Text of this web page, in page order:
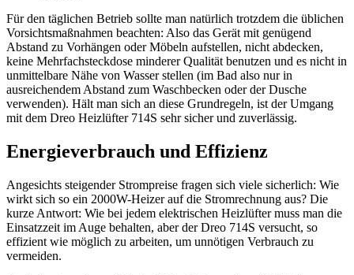
Für den täglichen Betrieb sollte man natürlich trotzdem die üblichen
Vorsichtsmaßnahmen beachten: Also das Gerät mit genügend
Abstand zu Vorhängen oder Möbeln aufstellen, nicht abdecken,
keine Mehrfachsteckdose minderer Qualität benutzen und es nicht in
unmittelbare Nähe von Wasser stellen (im Bad also nur in
ausreichendem Abstand zum Waschbecken oder der Dusche
verwenden). Hält man sich an diese Grundregeln, ist der Umgang
mit dem Dreo Heizlüfter 714S sehr sicher und zuverlässig.
Energieverbrauch und Effizienz
Angesichts steigender Strompreise fragen sich viele sicherlich: Wie
wirkt sich so ein 2000W-Heizer auf die Stromrechnung aus? Die
kurze Antwort: Wie bei jedem elektrischen Heizlüfter muss man die
Einsatzzeit im Auge behalten, aber der Dreo 714S versucht, so
effizient wie möglich zu arbeiten, um unnötigen Verbrauch zu
vermeiden.